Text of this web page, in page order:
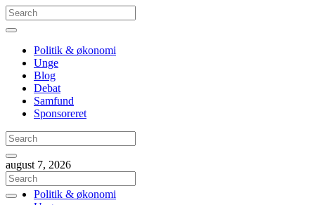
Politik & økonomi
Unge
Blog
Debat
Samfund
Sponsoreret
august 7, 2026
Politik & økonomi